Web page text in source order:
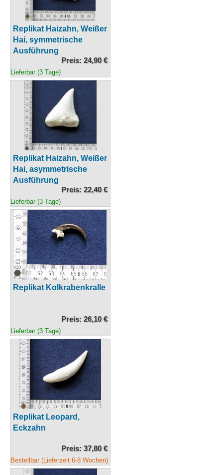
Replikat Haizahn, Weißer
Hai, symmetrische
Ausführung
Preis: 24,90 €
Lieferbar (3 Tage)
Replikat Haizahn, Weißer
Hai, asymmetrische
Ausführung
Preis: 22,40 €
Lieferbar (3 Tage)
Replikat Kolkrabenkralle
Preis: 26,10 €
Lieferbar (3 Tage)
Replikat Leopard,
Eckzahn
Preis: 37,80 €
Bestellbar (Lieferzeit 6-8 Wochen)